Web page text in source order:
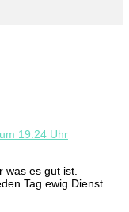
19:24 Uhr
was es gut ist.
Tag ewig Dienst.